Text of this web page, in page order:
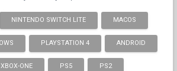
NINTENDO SWITCH LITE MACOS
PLAYSTATION 4 ANDROID
XBOX-ONE PS5 PS2